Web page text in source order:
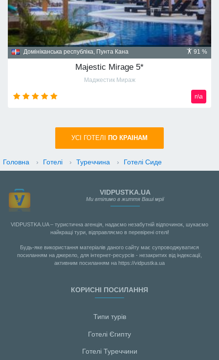
91 %
Домініканська республіка, Пунта Кана
Majestic Mirage 5*
Маджестик Мираж
n\a
УСI ГОТЕЛІ ПО КРАIНАМ
Головна › Готелі › Туреччина › Готелі Сиде
VIDPUSTKA.UA
Ми втілимо в життя Ваші мрії
VIDPUSTKA.UA – туристична агенція, надаємо незабутній відпочинок, шукаємо
найкращі тури, відправляємо в перевірені отелі!
Будь-яке використання матеріалів даного сайту має супроводжуватися
посиланням на джерело, для інтернет-ресурсів - незакритих від індексації,
активним посиланням на https://vidpustka.ua
КОРИСНІ ПОСИЛАННЯ
Типи турів
Готелі Єгипту
Готелі Туреччини